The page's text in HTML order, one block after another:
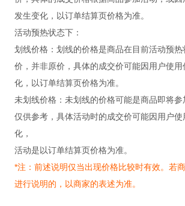
发生变化，以订单结算页价格为准。
活动预热状态下：
划线价格：划线的价格是商品在目前活动预
价，并非原价，具体的成交价可能因用户使
化，以订单结算页价格为准。
未划线价格：未划线的价格可能是商品即将参
仅供参考，具体活动时的成交价可能因用户
化，
活动是以订单结算页价格为准。
*注：前述说明仅当出现价格比较时有效。若
进行说明的，以商家的表述为准。